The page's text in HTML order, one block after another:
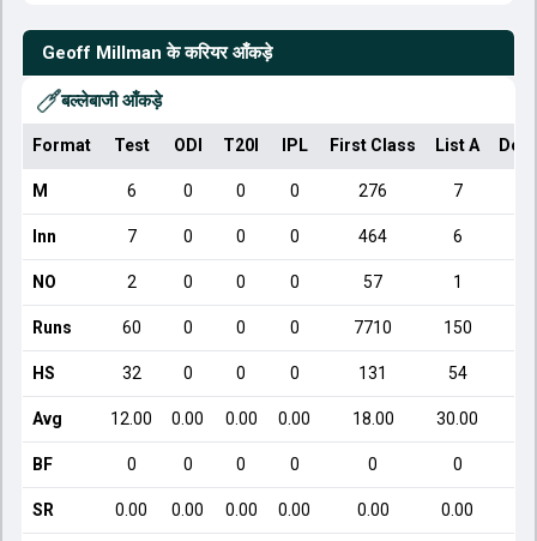
Geoff Millman के करियर आँकड़े
बल्लेबाजी आँकड़े
Format Test ODI T20I IPL First Class List A
M 6 0 0 0 276 7
Inn 7 0 0 0 464 6
NO 2 0 0 0 57 1
Runs 60 0 0 0 7710 150
HS 32 0 0 0 131 54
Avg 12.00 0.00 0.00 0.00 18.00 30.00
BF 0 0 0 0 0 0
SR 0.00 0.00 0.00 0.00 0.00 0.00